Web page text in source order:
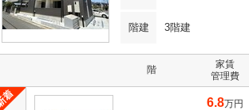
階建 3階建
階
家賃
管理費
6.8万円